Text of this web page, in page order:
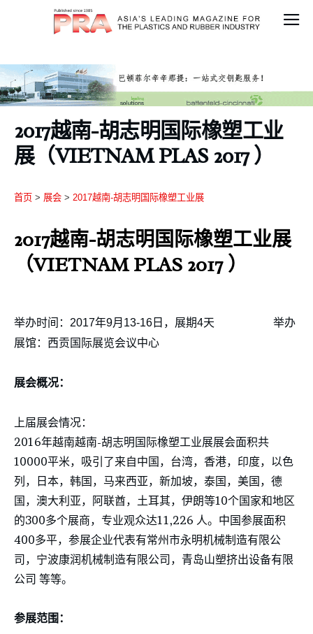
2017越南-胡志明国际橡塑工业
展（VIETNAM PLAS 2017 ）
首页 > 展会 > 2017越南-胡志明国际橡塑工业展
2017越南-胡志明国际橡塑工业展
（VIETNAM PLAS 2017 ）
举办时间：2017年9月13-16日，展期4天
举办
展馆：西贡国际展览会议中心
展会概况：
上届展会情况：
2016年越南越南-胡志明国际橡塑工业展展会面积共
10000平米，吸引了来自中国，台湾，香港，印度，以色
列，日本，韩国，马来西亚，新加坡，泰国，美国，德
国，澳大利亚，阿联酋，土耳其，伊朗等10个国家和地区
的300多个展商，专业观众达11,226 人。中国参展面积
400多平，参展企业代表有常州市永明机械制造有限公
司，宁波康润机械制造有限公司，青岛山塑挤出设备有限
公司 等等。
参展范围：